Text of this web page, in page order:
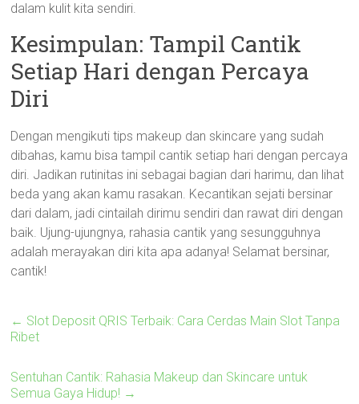
dalam kulit kita sendiri.
Kesimpulan: Tampil Cantik
Setiap Hari dengan Percaya
Diri
Dengan mengikuti tips makeup dan skincare yang sudah
dibahas, kamu bisa tampil cantik setiap hari dengan percaya
diri. Jadikan rutinitas ini sebagai bagian dari harimu, dan lihat
beda yang akan kamu rasakan. Kecantikan sejati bersinar
dari dalam, jadi cintailah dirimu sendiri dan rawat diri dengan
baik. Ujung-ujungnya, rahasia cantik yang sesungguhnya
adalah merayakan diri kita apa adanya! Selamat bersinar,
cantik!
← Slot Deposit QRIS Terbaik: Cara Cerdas Main Slot Tanpa
Ribet
Sentuhan Cantik: Rahasia Makeup dan Skincare untuk
Semua Gaya Hidup! →